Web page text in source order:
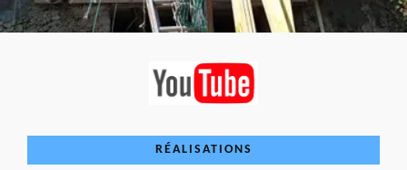
RÉALISATIONS